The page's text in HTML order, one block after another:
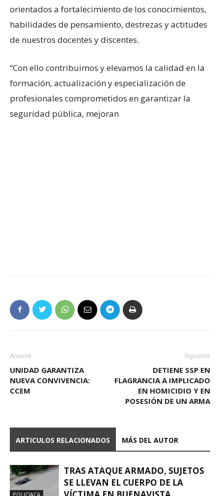
orientados a fortalecimiento de los conocimientos,
habilidades de pensamiento, destrezas y actitudes
de nuestros docentes y discentes.
“Con ello contribuimos y elevamos la calidad en la
formación, actualización y especialización de
profesionales comprometidos en garantizar la
seguridad pública, mejoran
Anterior
UNIDAD GARANTIZA
NUEVA CONVIVENCIA:
CCEM
Siguiente
DETIENE SSP EN
FLAGRANCIA A IMPLICADO
EN HOMICIDIO Y EN
POSESIÓN DE UN ARMA
ARTICULOS RELACIONADOS MÁS DEL AUTOR
POLICIACA
TRAS ATAQUE ARMADO, SUJETOS
SE LLEVAN EL CUERPO DE LA